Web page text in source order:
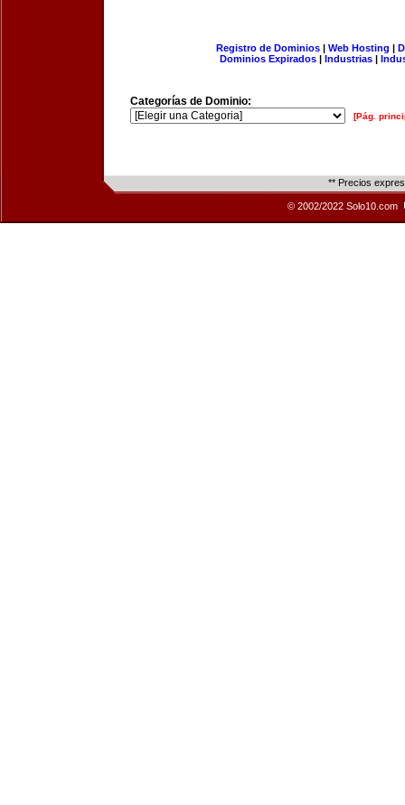
Registro de Dominios| Web Hosting |
Dominios Expirados | Industrias |
Categorías de Dominio:
[Pág.
** Precios
© 2002/2022 Solo10.com